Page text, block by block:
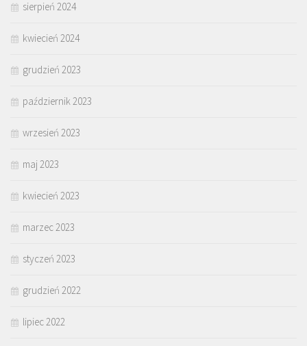
sierpień 2024
kwiecień 2024
grudzień 2023
październik 2023
wrzesień 2023
maj 2023
kwiecień 2023
marzec 2023
styczeń 2023
grudzień 2022
lipiec 2022